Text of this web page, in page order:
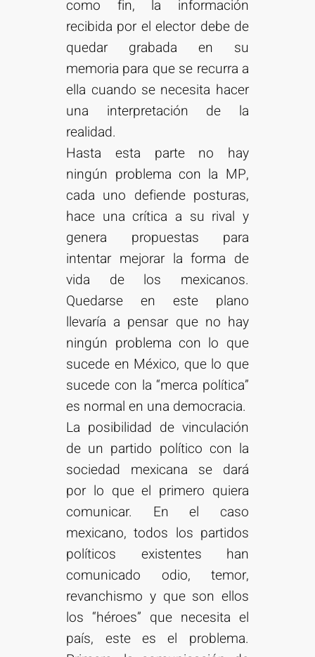
como fin, la información
recibida por el elector debe de
quedar grabada en su
memoria para que se recurra a
ella cuando se necesita hacer
una interpretación de la
realidad.
Hasta esta parte no hay
ningún problema con la MP,
cada uno defiende posturas,
hace una crítica a su rival y
genera propuestas para
intentar mejorar la forma de
vida de los mexicanos.
Quedarse en este plano
llevaría a pensar que no hay
ningún problema con lo que
sucede en México, que lo que
sucede con la “merca política”
es normal en una democracia.
La posibilidad de vinculación
de un partido político con la
sociedad mexicana se dará
por lo que el primero quiera
comunicar. En el caso
mexicano, todos los partidos
políticos existentes han
comunicado odio, temor,
revanchismo y que son ellos
los “héroes” que necesita el
país, este es el problema.